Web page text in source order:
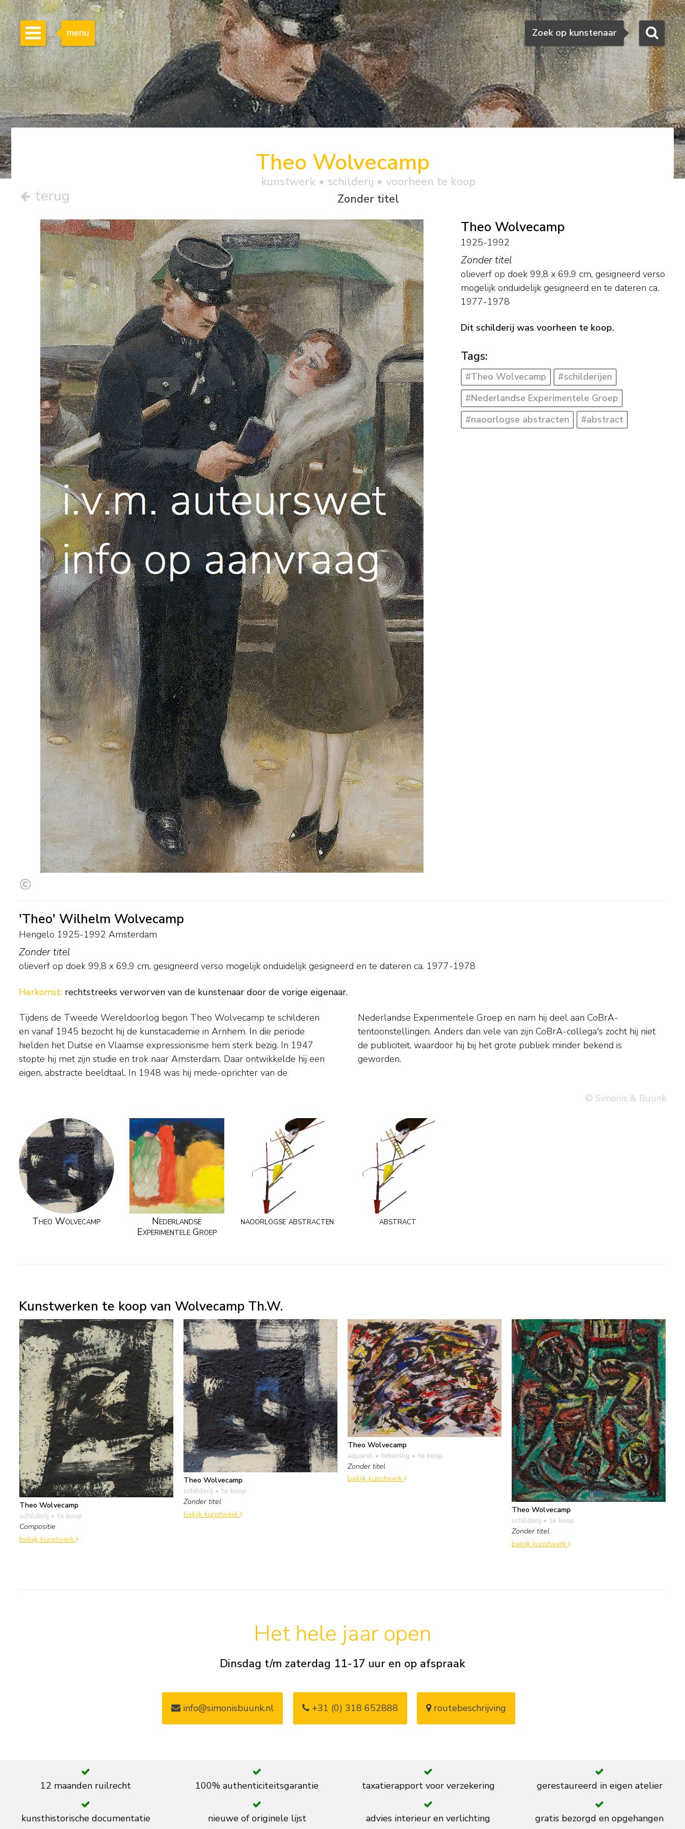
Zoeken
Zoek op kunstenaar
menu
terug
Theo Wolvecamp
kunstwerk • schilderij • voorheen te koop
Zonder titel
Theo Wolvecamp
1925-1992
Zonder titel
olieverf op doek 99,8 x 69,9 cm, gesigneerd verso
mogelijk onduidelijk gesigneerd en te dateren ca.
1977-1978
Dit schilderij was voorheen te koop.
Tags:
#Theo Wolvecamp
#schilderijen
#Nederlandse Experimentele Groep
#naoorlogse abstracten
#abstract
'Theo' Wilhelm Wolvecamp
Hengelo 1925-1992 Amsterdam
Zonder titel
olieverf op doek 99,8 x 69,9 cm, gesigneerd verso mogelijk onduidelijk gesigneerd en te dateren ca. 1977-1978
Herkomst: rechtstreeks verworven van de kunstenaar door de vorige eigenaar.
Tijdens de Tweede Wereldoorlog begon Theo Wolvecamp te schilderen
en vanaf 1945 bezocht hij de kunstacademie in Arnhem. In die periode
hielden het Duitse en Vlaamse expressionisme hem sterk bezig. In 1947
stopte hij met zijn studie en trok naar Amsterdam. Daar ontwikkelde hij een
eigen, abstracte beeldtaal. In 1948 was hij mede-oprichter van de
Nederlandse Experimentele Groep en nam hij deel aan CoBrA-
tentoonstellingen. Anders dan vele van zijn CoBrA-collega's zocht hij niet
de publiciteit, waardoor hij bij het grote publiek minder bekend is
geworden.
© Simonis & Buunk
Theo Wolvecamp
Nederlandse
Experimentele Groep
naoorlogse abstracten abstract
Kunstwerken te koop van Wolvecamp Th.W.
Theo Wolvecamp
schilderij • te koop
Compositie
bekijk kunstwerk
Theo Wolvecamp
schilderij • te koop
Zonder titel
bekijk kunstwerk
Theo Wolvecamp
aquarel • tekening • te koop
Zonder titel
bekijk kunstwerk
Theo Wolvecamp
schilderij • te koop
Zonder titel
bekijk kunstwerk
Het hele jaar open
Dinsdag t/m zaterdag 11-17 uur en op afspraak
info@simonisbuunk.nl +31 (0) 318 652888 routebeschrijving
12 maanden ruilrecht 100% authenticiteitsgarantie taxatierapport voor verzekering gerestaureerd in eigen atelier
kunsthistorische documentatie nieuwe of originele lijst advies interieur en verlichting gratis bezorgd en opgehangen